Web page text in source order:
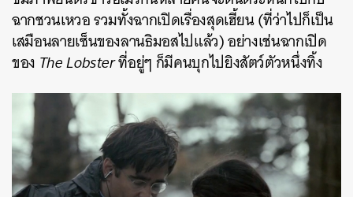
ฉากชวนเหวอ รวมทั้งฉากเปิดเรื่องสุดเฮี้ยน (ที่ว่าไปก็เป็น
เสมือนลายเซ็นของลานธิมอสไปแล้ว) อย่างเช่นฉากเปิด
ของ The Lobsterที่อยู่ๆ ก็มีคนบุกไปยิงสัตว์ตัวหนึ่งทิ้ง